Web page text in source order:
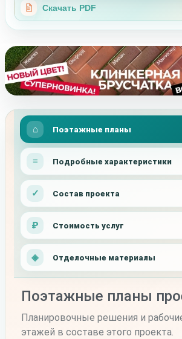
Скачать PDF
Поэтажные планы
Подробные характеристики
Состав проекта
Стоимость услуг
Отделочные материалы
Поэтажные планы
Планировочные решения и
этажей в составе этого проекта.